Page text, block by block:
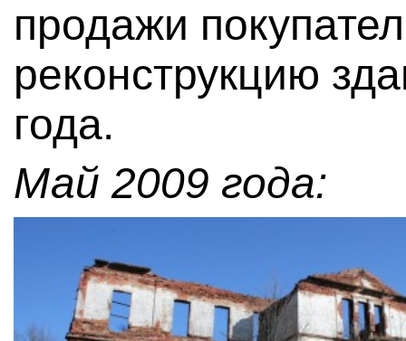
продажи
реконструкцию
года.
Май 2009 года: